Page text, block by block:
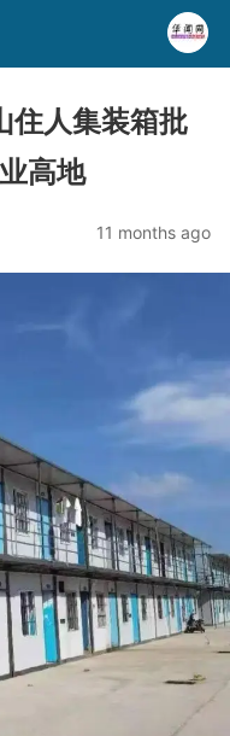
人集装箱批
高地
11 months ago